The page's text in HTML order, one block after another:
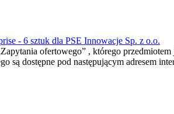
- 6 sztuk dla PSE Innowacje Sp. z o.o.
ofertowego” , którego
są dostępne pod następującym adresem